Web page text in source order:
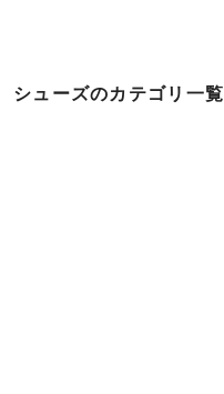
シューズのカテゴリ一覧